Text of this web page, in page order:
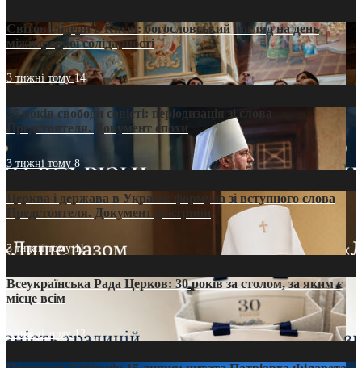
Світові лідери в Києві: богословський погляд на день
міжнародної солідарності
3 тижні тому14
35 років свободи совісті: періодизація зі слова
Предстоятеля. Документ епохи
3 тижні тому 8
Церква і держава в Україні: формула зі вступного слова
Предстоятеля. Документ доктрини
3 тижні тому11
Всеукраїнська Рада Церков: 30 років за столом, за яким є
місце всім
3 тижні тому12